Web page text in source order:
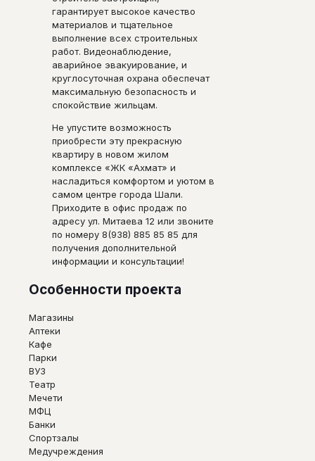
гарантирует высокое качество
материалов и тщательное
выполнение всех строительных
работ. Видеонаблюдение,
аварийное эвакуирование, и
круглосуточная охрана обеспечат
максимальную безопасность и
спокойствие жильцам.
Не упустите возможность
приобрести эту прекрасную
квартиру в новом жилом
комплексе «ЖК «Ахмат» и
насладиться комфортом и уютом в
самом центре города Шали.
Приходите в офис продаж по
адресу ул. Митаева 12 или звоните
по номеру 8(938) 885 85 85 для
получения дополнительной
информации и консультации!
Особенности проекта
Магазины
Аптеки
Кафе
Парки
ВУЗ
Театр
Мечети
МФЦ
Банки
Спортзалы
Медучреждения